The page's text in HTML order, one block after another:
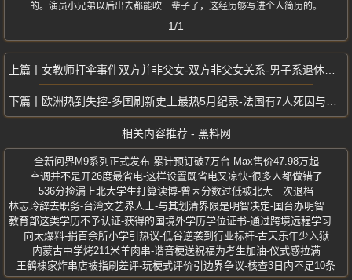
的。演员小兄弟以后出去都能吹一辈子了，这经历够写进个人简历的。
1/1
女教师打伞事件双方并非父女-双方非父女关系-男子系退休返聘教师
欧洲热到失控-多国刷新史上最热5月纪录-法国有7人死因与高温相关
相关内容推荐 - 黑料网
全新问界M9系列正式发布-累计预订破7万台-Max售价47.98万起
空调并不是开26度最省电-这样设置既省电又凉快-很多人都做错了
536分捡漏上北大学生打算读博-曾因分数过低被北大三次退档
向太爆料-捐百余所小学引热议-低谷逆袭到行业标杆-古天乐年少入狱
内蒙古中学烤211米羊肉串-谐音梗送祝福为考生加油-仪式感拉满
王鹤棣家炸串店被指刷差评-玩梗式评价引边界争议-核查3日内不足10条